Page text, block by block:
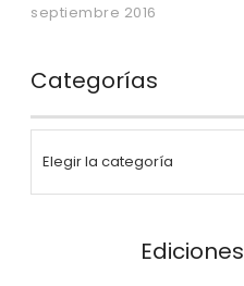
septiembre 2016
Categorías
Ediciones